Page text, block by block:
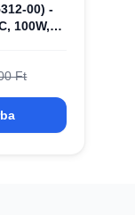
00) -
100W,
Ft